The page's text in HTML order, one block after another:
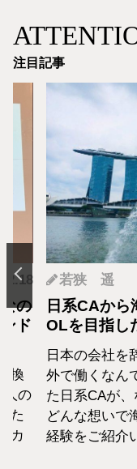
注目記事
の
ド
換
人の
た
カ
若狭 遥
日系CAか
OLを目指し
日本の会社を
外で働くなん
た日系CAが、
どんな想いで
経験をご紹介